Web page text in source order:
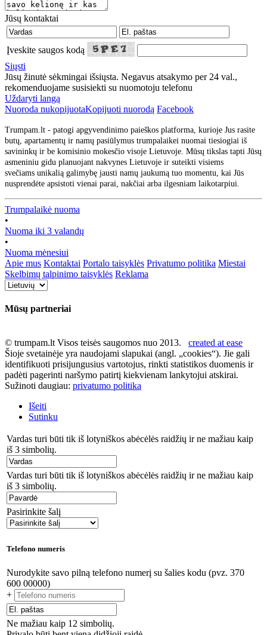
Jūsų kontaktai
Įveskite saugos kodą
Siųsti
Jūsų žinutė sėkmingai išsiųsta. Negavus atsakymo per 24 val.,
rekomenduojame susisiekti su nuomotoju telefonu
Uždaryti langą
Nuoroda nukopijuotaKopijuoti nuorodą Facebook
Trumpam.lt - patogi apgyvendinimo paieškos platforma, kurioje Jus rasite
butų, apartamentų ir namų pasiūlymus trumpalaikei nuomai tiesiogiai iš
savininkų ir be komisinio mokesčio visoje Lietuvoje. Mūsų tikslas tapti Jūsų
asmeniniu gidu planuojant nakvynes Lietuvoje ir suteikti visiems
svečiams unikalią galimybę jausti namų jaukumą tuo momentu, kai Jūs
nusprendėte apsistoti vienai parai, nakčiai arba ilgesniam laikotarpiui.
Trumpalaikė nuoma
•
Nuoma iki 3 valandų
•
Nuoma mėnesiui
Apie mus Kontaktai Portalo taisyklės Privatumo politika Miestai
Skelbimų talpinimo taisyklės Reklama
Mūsų partneriai
© trumpam.lt Visos teisės saugomos nuo 2013. created at ease
Šioje svetainėje yra naudojami slapukai (angl. „cookies“). Jie gali
identifikuoti prisijungusius vartotojus, rinkti statistikos duomenis ir
padėti pagerinti naršymo patirtį kiekvienam lankytojui atskirai.
Sužinoti daugiau: privatumo politika
Išeiti
Sutinku
Vardas turi būti tik iš lotyniškos abėcėlės raidžių ir ne mažiau kaip
iš 3 simbolių.
Vardas turi būti tik iš lotyniškos abėcėlės raidžių ir ne mažiau kaip
iš 3 simbolių.
Pasirinkite šalį
Telefono numeris
Nurodykite savo pilną telefono numerį su šalies kodu (pvz. 370
600 00000)
+
Ne mažiau kaip 12 simbolių.